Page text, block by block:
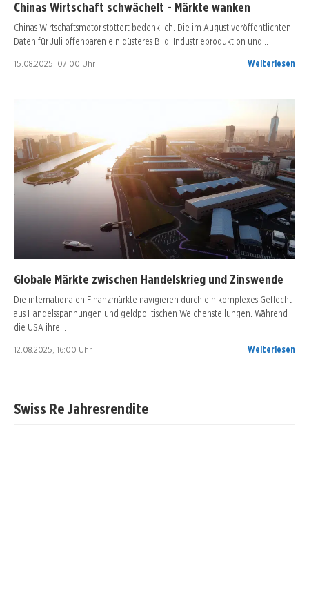
Chinas Wirtschaft schwächelt - Märkte wanken
Chinas Wirtschaftsmotor stottert bedenklich. Die im August veröffentlichten
Daten für Juli offenbaren ein düsteres Bild: Industrieproduktion und…
15.08.2025, 07:00 Uhr Weiterlesen
Globale Märkte zwischen Handelskrieg und Zinswende
Die internationalen Finanzmärkte navigieren durch ein komplexes Geflecht
aus Handelsspannungen und geldpolitischen Weichenstellungen. Während
die USA ihre…
12.08.2025, 16:00 Uhr Weiterlesen
Swiss Re Jahresrendite